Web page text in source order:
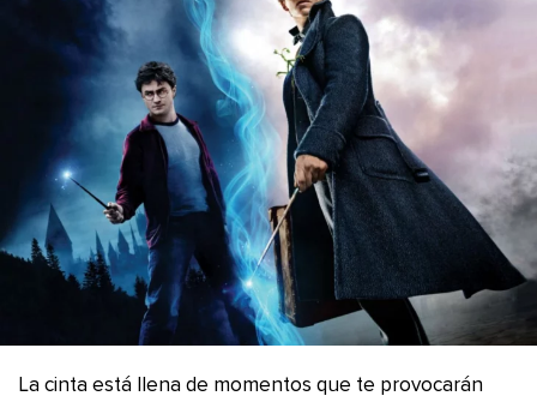
La cinta está llena de momentos que te provocarán